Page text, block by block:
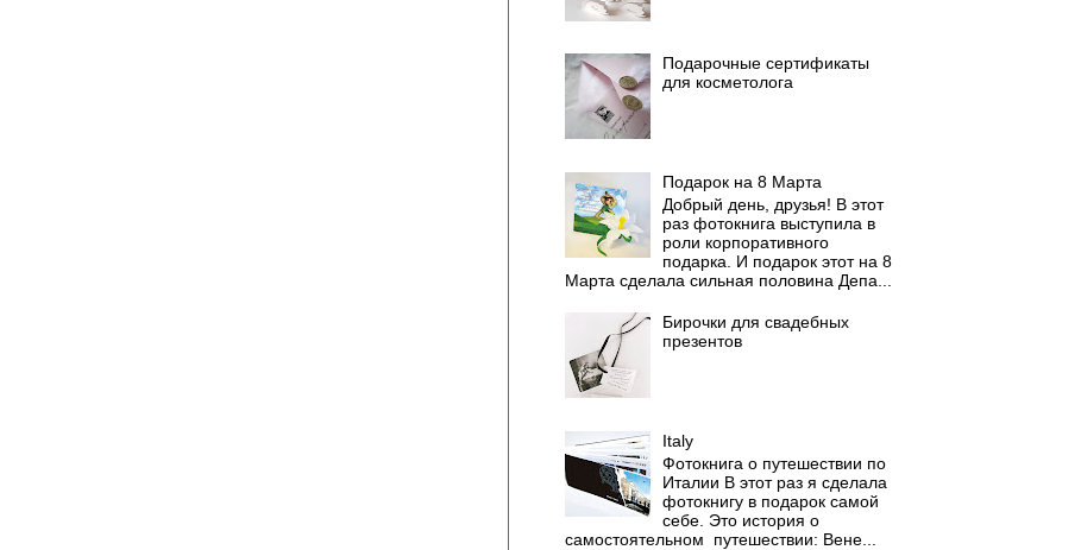
Подарочные сертификаты
для косметолога
Подарок на 8 Марта
Добрый день, друзья! В этот
раз фотокнига выступила в
роли корпоративного
подарка. И подарок этот на 8
Марта сделала сильная половина Депа...
Бирочки для свадебных
презентов
Italy
Фотокнига о путешествии по
Италии В этот раз я сделала
фотокнигу в подарок самой
себе. Это история о
самостоятельном путешествии: Вене...